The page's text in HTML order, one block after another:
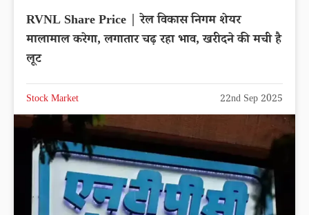
RVNL Share Price | रेल विकास निगम शेयर
मालामाल करेगा, लगातार चढ़ रहा भाव, खरीदने की मची है
लूट
Stock Market 22nd Sep 2025